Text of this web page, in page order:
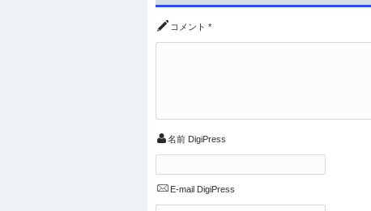
コメント *
名前 DigiPress
E-mail DigiPress